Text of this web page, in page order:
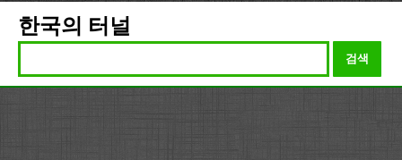
한국의 터널
검색